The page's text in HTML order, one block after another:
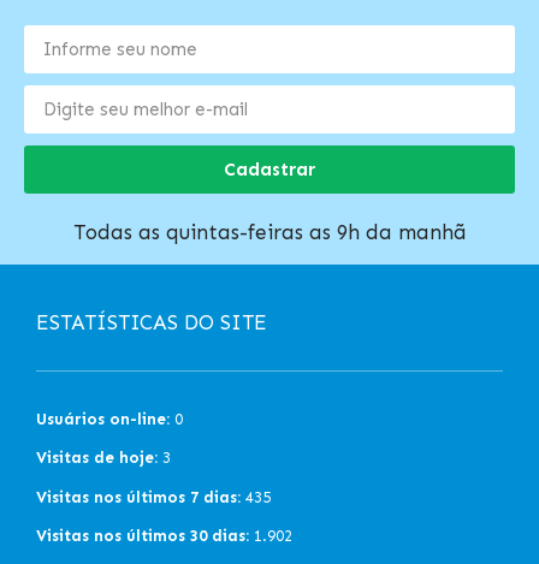
Cadastrar
Todas as quintas-feiras as 9h da manhã
ESTATÍSTICAS DO SITE
Usuários on-line: 0
Visitas de hoje: 3
Visitas nos últimos 7 dias: 435
Visitas nos últimos 30 dias: 1.902